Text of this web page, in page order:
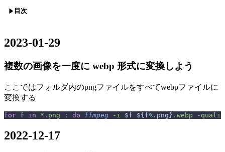
目次
2023-01-29
複数の画像を一度に webp 形式に変換しよう
ここではフォルダ内のpngファイルをすべてwebpファイルに
変換する
for f in *.png ; do ffmpeg -i $f ${f% .png} .webp -
2022-12-17